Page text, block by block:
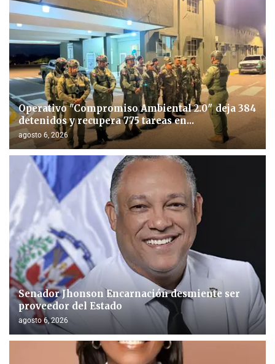
Operativo "Compromiso Ambiental 2.0″ deja 384
detenidos y recupera 775 tareas en...
agosto 6, 2026
Senador Jhonson Encarnación desmiente ser
proveedor del Estado
agosto 6, 2026